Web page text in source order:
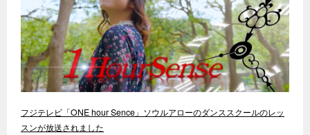
フジテレビ「ONE hour Sence」ソウルアローのダンススクールのレッ
スンが放送されました